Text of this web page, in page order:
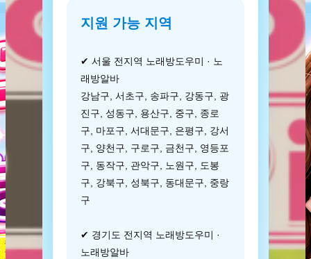
지원 가능 지역
✔ 서울 전지역 노래방도우미 · 노
래방알바
강남구, 서초구, 송파구, 강동구, 광
진구, 성동구, 용산구, 중구, 종로
구, 마포구, 서대문구, 은평구, 강서
구, 양천구, 구로구, 금천구, 영등포
구, 동작구, 관악구, 노원구, 도봉
구, 강북구, 성북구, 동대문구, 중랑
구
✔ 경기도 전지역 노래방도우미 ·
노래방알바